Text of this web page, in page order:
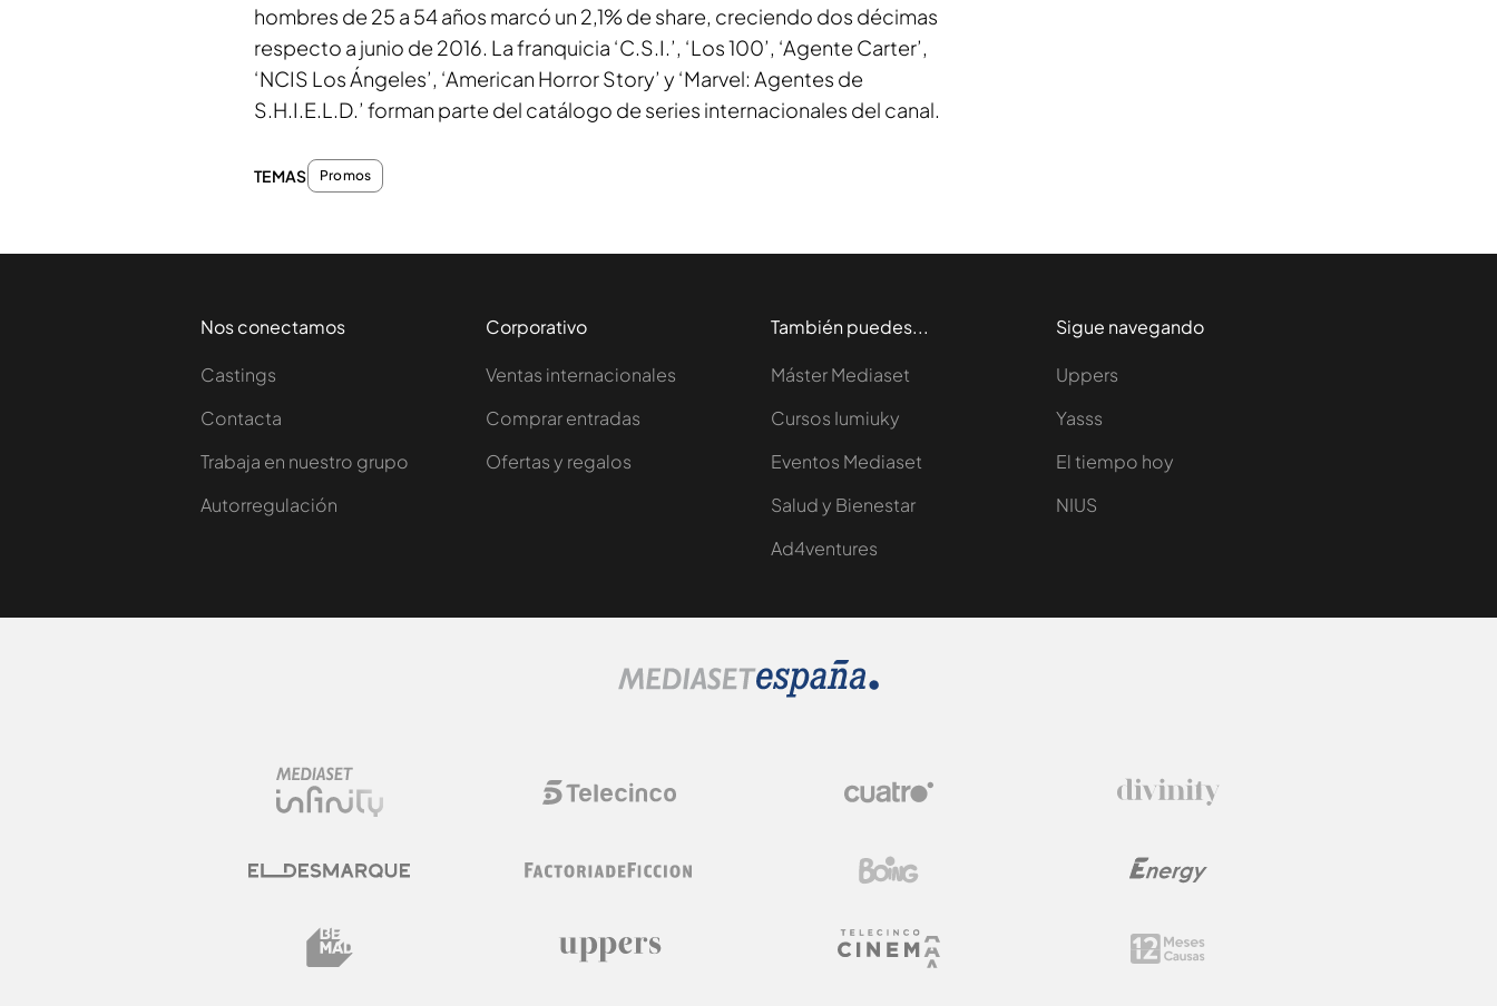
hombres de 25 a 54 años marcó un 2,1% de share, creciendo dos décimas
respecto a junio de 2016. La franquicia ‘C.S.I.’, ‘Los 100’, ‘Agente Carter’,
‘NCIS Los Ángeles’, ‘American Horror Story’ y ‘Marvel: Agentes de
S.H.I.E.L.D.’ forman parte del catálogo de series internacionales del canal.
TEMAS Promos
Nos conectamos
Castings
Contacta
Trabaja en nuestro grupo
Autorregulación
Corporativo
Ventas internacionales
Comprar entradas
Ofertas y regalos
También puedes...
Máster Mediaset
Cursos Iumiuky
Eventos Mediaset
Salud y Bienestar
Ad4ventures
Sigue navegando
Uppers
Yasss
El tiempo hoy
NIUS